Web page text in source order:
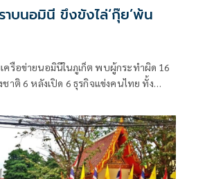
บนอมินี ขึงขังไล่‘กุ๊ย’พ้น
ครือข่ายนอมินีในภูเก็ต พบผู้กระทำผิด 16
ชาติ 6 หลังเปิด 6 ธุรกิจแข่งคนไทย ทั้ง